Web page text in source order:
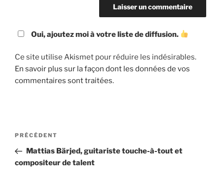
Oui, ajoutez moi à votre liste de diffusion.
Ce site utilise Akismet pour réduire les indésirables.
En savoir plus sur la façon dont les données de vos
commentaires sont traitées.
Navigation
l’article
Article
précédent
PRÉCÉDENT
Mattias Bärjed, guitariste touche-à-tout et
compositeur de talent